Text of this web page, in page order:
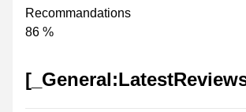
Recommandations
86 %